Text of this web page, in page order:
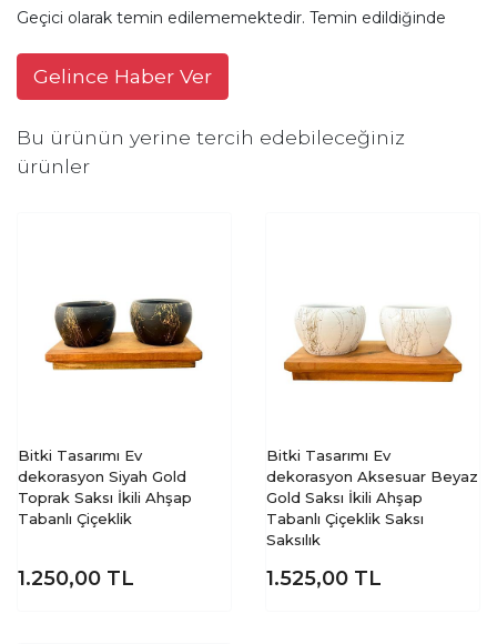
Geçici olarak temin edilememektedir. Temin edildiğinde
Gelince Haber Ver
Bu ürünün yerine tercih edebileceğiniz
ürünler
Bitki Tasarımı Ev
dekorasyon Siyah Gold
Toprak Saksı İkili Ahşap
Tabanlı Çiçeklik
1.250,00 TL
Bitki Tasarımı Ev
dekorasyon Aksesuar Beyaz
Gold Saksı İkili Ahşap
Tabanlı Çiçeklik Saksı
Saksılık
1.525,00 TL